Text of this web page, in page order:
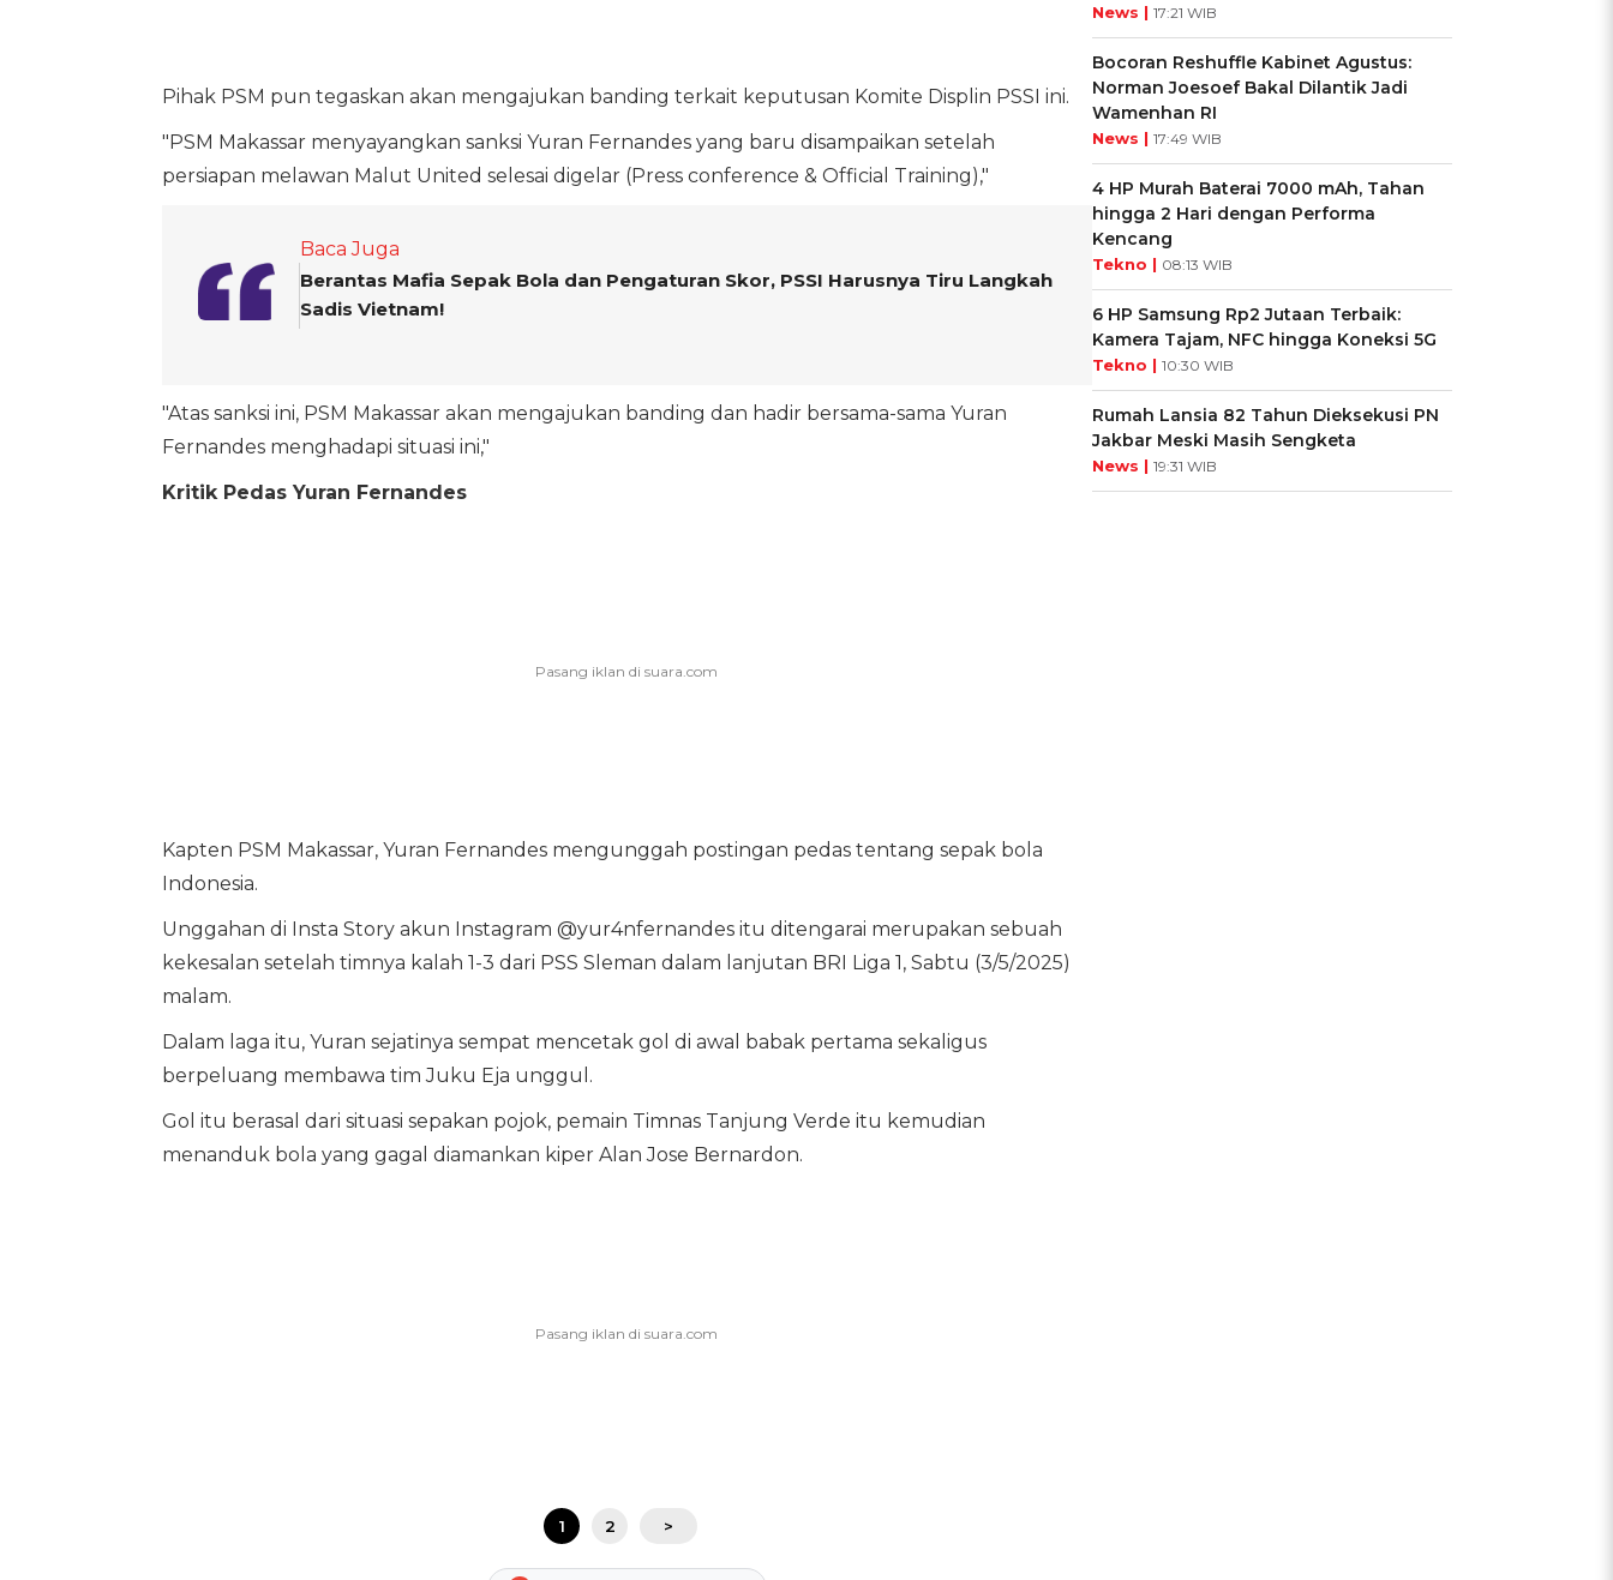
Pihak PSM pun tegaskan akan mengajukan banding terkait keputusan Komite Displin PSSI ini.
"PSM Makassar menyayangkan sanksi Yuran Fernandes yang baru disampaikan setelah
persiapan melawan Malut United selesai digelar (Press conference & Official Training),"
Baca Juga
Berantas Mafia Sepak Bola dan Pengaturan Skor, PSSI Harusnya Tiru Langkah
Sadis Vietnam!
"Atas sanksi ini, PSM Makassar akan mengajukan banding dan hadir bersama-sama Yuran
Fernandes menghadapi situasi ini,"
Kritik Pedas Yuran Fernandes
Kapten PSM Makassar, Yuran Fernandes mengunggah postingan pedas tentang sepak bola
Indonesia.
Unggahan di Insta Story akun Instagram @yur4nfernandes itu ditengarai merupakan sebuah
kekesalan setelah timnya kalah 1-3 dari PSS Sleman dalam lanjutan BRI Liga 1, Sabtu (3/5/2025)
malam.
Dalam laga itu, Yuran sejatinya sempat mencetak gol di awal babak pertama sekaligus
berpeluang membawa tim Juku Eja unggul.
Gol itu berasal dari situasi sepakan pojok, pemain Timnas Tanjung Verde itu kemudian
menanduk bola yang gagal diamankan kiper Alan Jose Bernardon.
1 2 >
News | 17:21 WIB
Bocoran Reshuffle Kabinet Agustus:
Norman Joesoef Bakal Dilantik Jadi
Wamenhan RI
News | 17:49 WIB
4 HP Murah Baterai 7000 mAh, Tahan
hingga 2 Hari dengan Performa
Kencang
Tekno | 08:13 WIB
6 HP Samsung Rp2 Jutaan Terbaik:
Kamera Tajam, NFC hingga Koneksi 5G
Tekno | 10:30 WIB
Rumah Lansia 82 Tahun Dieksekusi PN
Jakbar Meski Masih Sengketa
News | 19:31 WIB